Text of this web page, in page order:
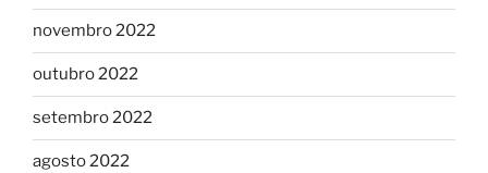
novembro 2022
outubro 2022
setembro 2022
agosto 2022